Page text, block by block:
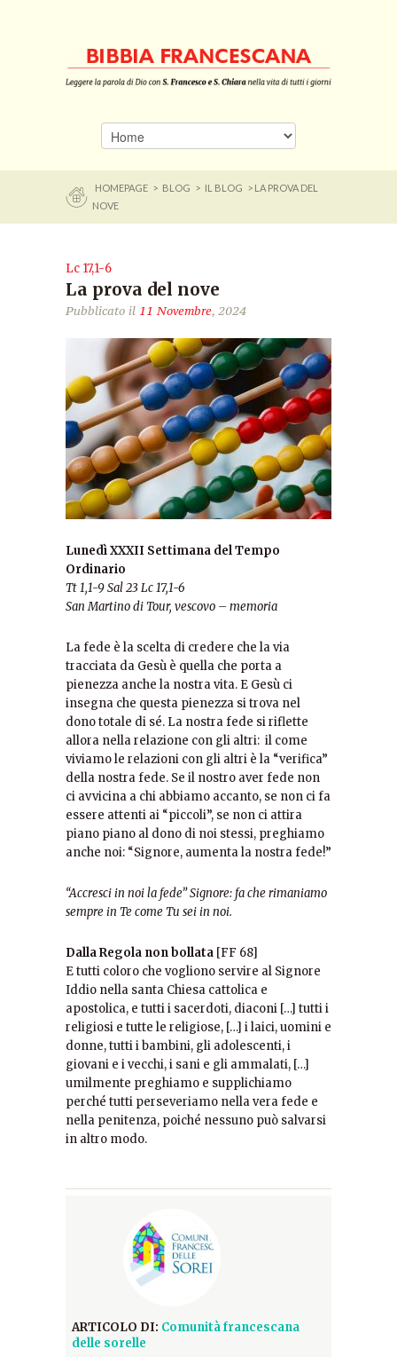
HOMEPAGE > BLOG > IL BLOG
> LA PROVA DEL
NOVE
Lc 17,1-6
La prova del nove
Pubblicato il 11 Novembre, 2024
Lunedì XXXII Settimana del Tempo
Ordinario
Tt 1,1-9 Sal 23 Lc 17,1-6
San Martino di Tour, vescovo – memoria
La fede è la scelta di credere che la via
tracciata da Gesù è quella che porta a
pienezza anche la nostra vita. E Gesù ci
insegna che questa pienezza si trova nel
dono totale di sé. La nostra fede si riflette
allora nella relazione con gli altri: il come
viviamo le relazioni con gli altri è la “verifica”
della nostra fede. Se il nostro aver fede non
ci avvicina a chi abbiamo accanto, se non ci fa
essere attenti ai “piccoli”, se non ci attira
piano piano al dono di noi stessi, preghiamo
anche noi: “Signore, aumenta la nostra fede!”
“Accresci in noi la fede” Signore: fa che rimaniamo
sempre in Te come Tu sei in noi.
Dalla Regola non bollata [FF 68]
E tutti coloro che vogliono servire al Signore
Iddio nella santa Chiesa cattolica e
apostolica, e tutti i sacerdoti, diaconi […] tutti i
religiosi e tutte le religiose, […] i laici, uomini e
donne, tutti i bambini, gli adolescenti, i
giovani e i vecchi, i sani e gli ammalati, […]
umilmente preghiamo e supplichiamo
perché tutti perseveriamo nella vera fede e
nella penitenza, poiché nessuno può salvarsi
in altro modo.
ARTICOLO DI: Comunità francescana
delle sorelle